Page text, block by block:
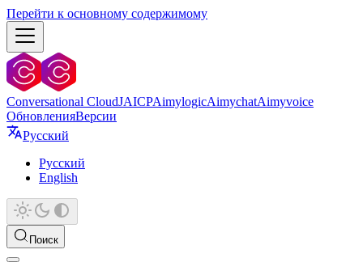
Перейти к основному содержимому
Conversational CloudJAICPAimylogicAimychatAimyvoice
ОбновленияВерсии
Русский
Русский
English
Поиск